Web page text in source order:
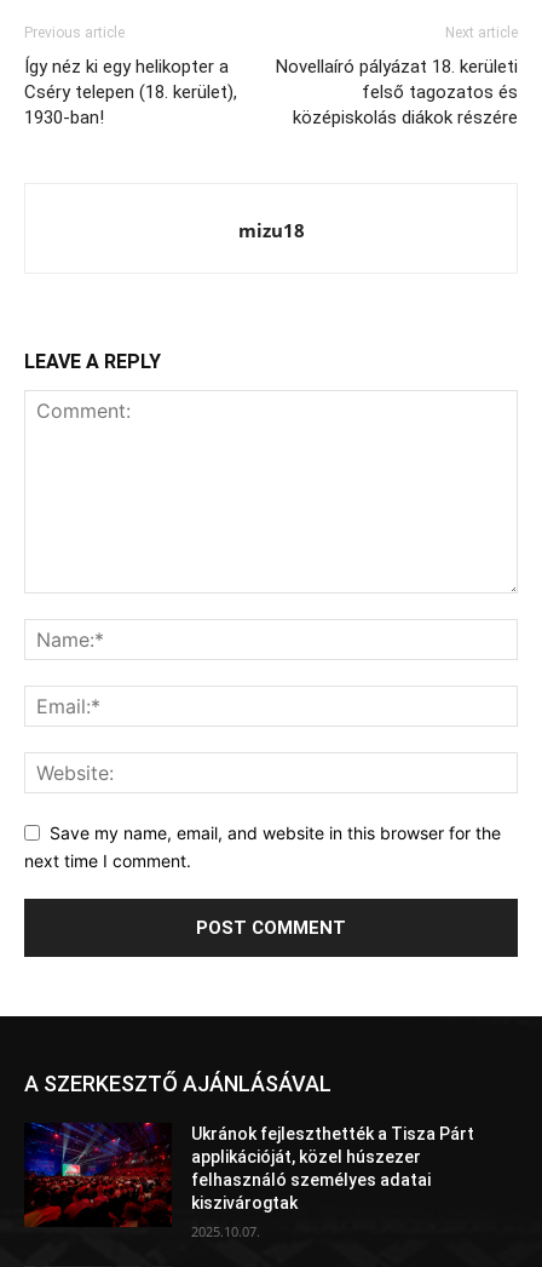
Previous article
Így néz ki egy helikopter a
Cséry telepen (18. kerület),
1930-ban!
Next article
Novellaíró pályázat 18. kerületi
felső tagozatos és
középiskolás diákok részére
mizu18
LEAVE A REPLY
Save my name, email, and website in this browser for the
next time I comment.
A SZERKESZTŐ AJÁNLÁSÁVAL
Ukránok fejleszthették a Tisza Párt
applikációját, közel húszezer
felhasználó személyes adatai
kiszivárogtak
2025.10.07.